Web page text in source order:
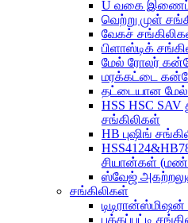
U வகை
வெற்று முள்
வேகச்
பிளாஸ்டிக்
மேல் ரோலர்
மரக்கட்டை
தட்டையான மேல்
HSS HSC SAV
சங்கிலிகள்
HB புஷிங்
சியான்கள் (மண்
ஸ்வேஜ்
சங்கிலிகள்
பக்கப்பட்டி